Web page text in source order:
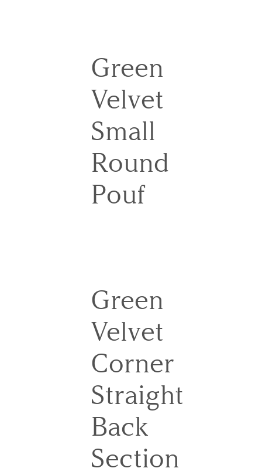
Green
Velvet
Small
Round
Pouf
Green
Velvet
Corner
Straight
Back
Section